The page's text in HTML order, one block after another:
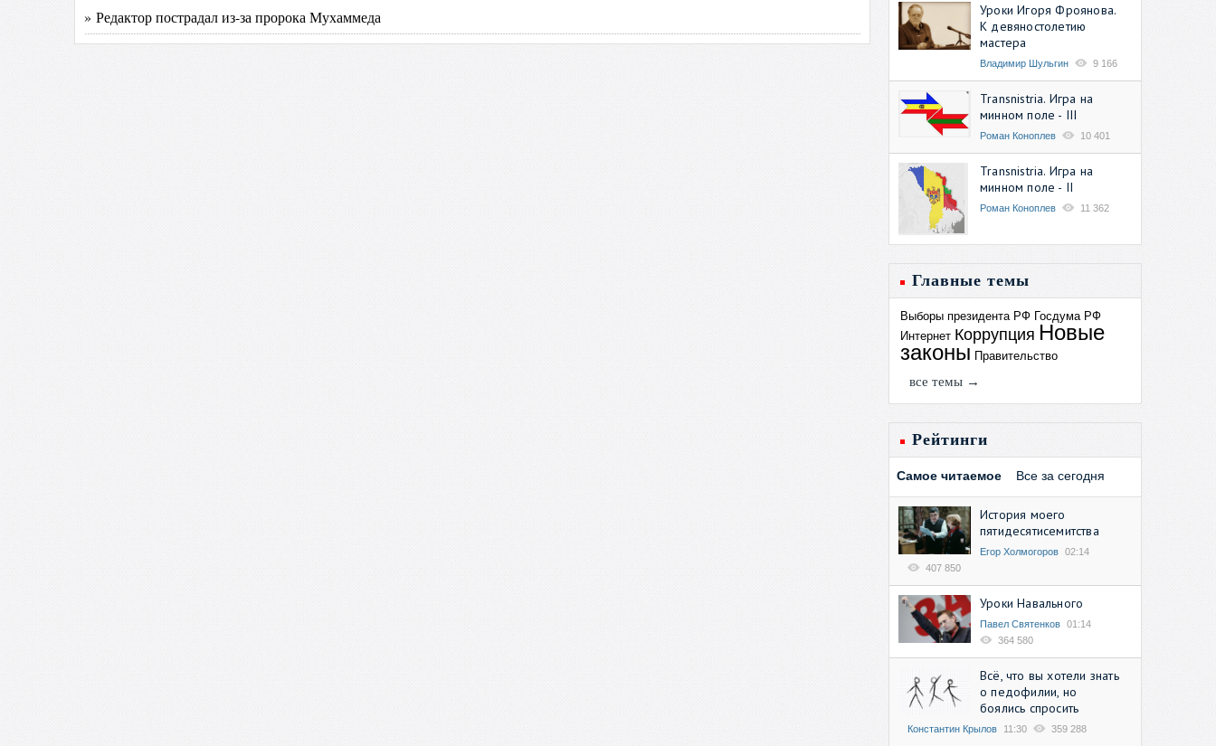
» Редактор пострадал из-за пророка Мухаммеда
Уроки Игоря Фроянова.
К девяностолетию
мастера
Владимир Шульгин 9 166
Transnistria. Игра на
минном поле - III
Роман Коноплев 10 401
Transnistria. Игра на
минном поле - II
Роман Коноплев 11 362
Главные темы
Выборы президента РФ Госдума РФ
Интернет Коррупция Новые
законы Правительство
все темы →
Рейтинги
Самое читаемое Все за сегодня
История моего
пятидесятисемитства
Егор Холмогоров 02:14
407 850
Уроки Навального
Павел Святенков 01:14
364 580
Всё, что вы хотели знать
о педофилии, но
боялись спросить
Константин Крылов 11:30 359 288